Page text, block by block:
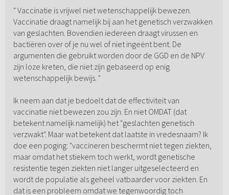
" Vaccinatie is vrijwel niet wetenschappelijk bewezen.
Vaccinatie draagt namelijk bij aan het genetisch verzwakken
van geslachten. Bovendien iedereen draagt virussen en
bactiëren over of je nu wel of niet ingeënt bent. De
argumenten die gebruikt worden door de GGD en de NPV
zijn loze kreten, die niet zijn gebaseerd op enig
wetenschappelijk bewijs. "
Ik neem aan dat je bedoelt dat de effectiviteit van
vaccinatie niet bewezen zou zijn. En niet OMDAT (dat
betekent namelijk namelijk) het "geslachten genetisch
verzwakt". Maar wat betekent dat laatste in vredesnaam? Ik
doe een poging: "vaccineren beschermt niet tegen ziekten,
maar omdat het stiekem toch werkt, wordt genetische
resistentie tegen ziekten niet langer uitgeselecteerd en
wordt de populatie als geheel vatbaarder voor ziekten. En
dat is een probleem omdat we tegenwoordig toch